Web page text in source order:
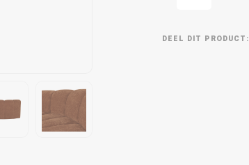
DEEL DIT PRODUCT: